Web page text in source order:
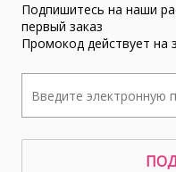
Подпишитесь на наши
первый заказ
Промокод действует на